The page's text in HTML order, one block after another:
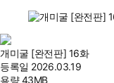
개미굴 [완전판] 16화
등록일 2026.03.19
용량43MB